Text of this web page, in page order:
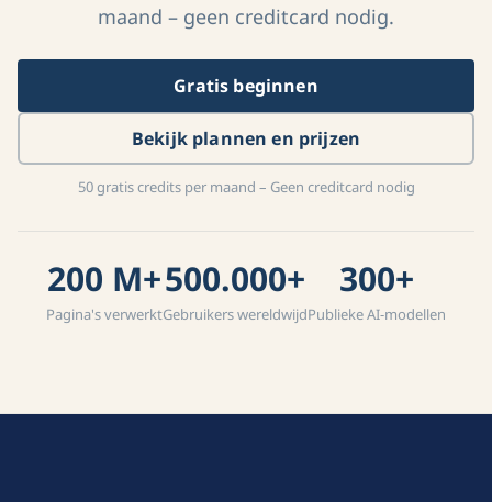
maand – geen creditcard nodig.
Gratis beginnen
Bekijk plannen en prijzen
50 gratis credits per maand – Geen creditcard nodig
200 M+
Pagina's verwerkt
500.000+
Gebruikers wereldwijd
300+
Publieke AI-modellen